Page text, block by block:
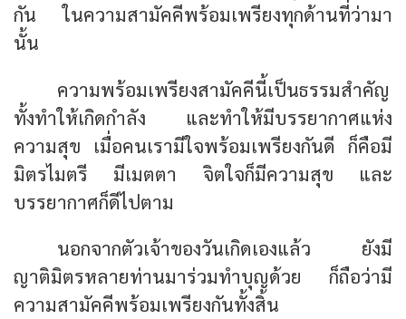
กัน ในความสามัคคีพร้อมเพรียงทุกด้านที่ว่ามา
นั้น
ความพร้อมเพรียงสามัคคีนี้เป็นธรรมสำคัญ
ทั้งทำให้เกิดกำลัง และทำให้มีบรรยากาศแห่ง
ความสุข เมื่อคนเรามีใจพร้อมเพรียงกันดี ก็คือมี
มิตรไมตรี มีเมตตา จิตใจก็มีความสุข และ
บรรยากาศก็ดีไปตาม
นอกจากตัวเจ้าของวันเกิดเองแล้ว ยังมี
ญาติมิตรหลายท่านมาร่วมทำบุญด้วย ก็ถือว่ามี
ความสามัคคีพร้อมเพรียงกันทั้งสิ้น